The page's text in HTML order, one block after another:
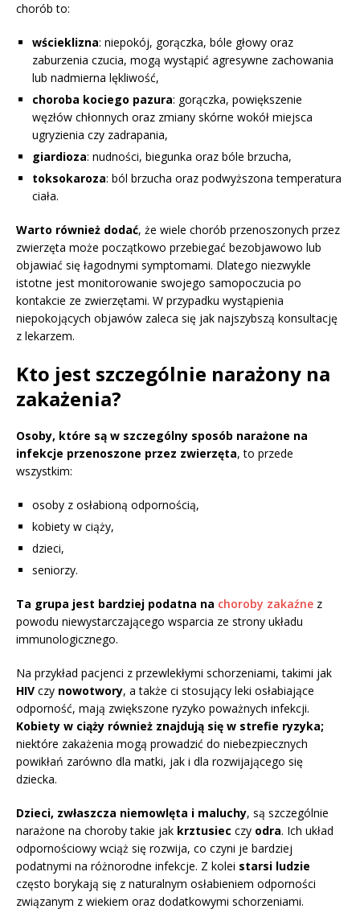
chorób to:
wścieklizna: niepokój, gorączka, bóle głowy oraz
zaburzenia czucia, mogą wystąpić agresywne zachowania
lub nadmierna lękliwość,
choroba kociego pazura: gorączka, powiększenie
węzłów chłonnych oraz zmiany skórne wokół miejsca
ugryzienia czy zadrapania,
giardioza: nudności, biegunka oraz bóle brzucha,
toksokaroza: ból brzucha oraz podwyższona temperatura
ciała.
Warto również dodać, że wiele chorób przenoszonych przez
zwierzęta może początkowo przebiegać bezobjawowo lub
objawiać się łagodnymi symptomami. Dlatego niezwykle
istotne jest monitorowanie swojego samopoczucia po
kontakcie ze zwierzętami. W przypadku wystąpienia
niepokojących objawów zaleca się jak najszybszą konsultację
z lekarzem.
Kto jest szczególnie narażony na
zakażenia?
Osoby, które są w szczególny sposób narażone na
infekcje przenoszone przez zwierzęta, to przede
wszystkim:
osoby z osłabioną odpornością,
kobiety w ciąży,
dzieci,
seniorzy.
Ta grupa jest bardziej podatna na choroby zakaźne z
powodu niewystarczającego wsparcia ze strony układu
immunologicznego.
Na przykład pacjenci z przewlekłymi schorzeniami, takimi jak
HIV czy nowotwory, a także ci stosujący leki osłabiające
odporność, mają zwiększone ryzyko poważnych infekcji.
Kobiety w ciąży również znajdują się w strefie ryzyka;
niektóre zakażenia mogą prowadzić do niebezpiecznych
powikłań zarówno dla matki, jak i dla rozwijającego się
dziecka.
Dzieci, zwłaszcza niemowlęta i maluchy, są szczególnie
narażone na choroby takie jak krztusiec czy odra. Ich układ
odpornościowy wciąż się rozwija, co czyni je bardziej
podatnymi na różnorodne infekcje. Z kolei starsi ludzie
często borykają się z naturalnym osłabieniem odporności
związanym z wiekiem oraz dodatkowymi schorzeniami.